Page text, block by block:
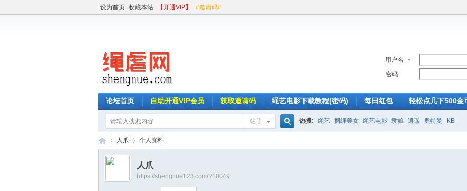
设为首页 收藏本站 【开通VIP】 #邀请码#
用户名
密码
论坛首页 自助开通VIP会员 获取邀请码 绳艺电影下载教程(密码) 每日红包 轻松点几下500金
帖子 热搜: 绳艺 捆绑美女 绳艺电影 隶娘 逍遥 奥特曼 KB
›
人爪
›
个人资料
人爪
https://shengnue123.com/?10049